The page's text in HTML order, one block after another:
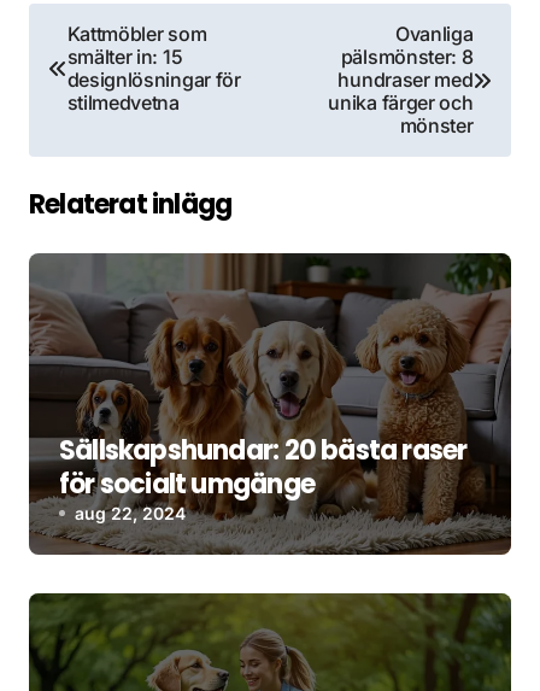
Inläggsnavigering
Kattmöbler som
smälter in: 15
designlösningar för
stilmedvetna
Ovanliga
pälsmönster: 8
hundraser med
unika färger och
mönster
Relaterat inlägg
Sällskapshundar: 20 bästa raser
för socialt umgänge
aug 22, 2024